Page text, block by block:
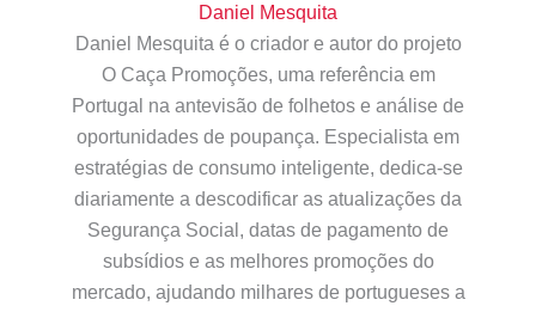
Daniel Mesquita
Daniel Mesquita é o criador e autor do projeto
O Caça Promoções, uma referência em
Portugal na antevisão de folhetos e análise de
oportunidades de poupança. Especialista em
estratégias de consumo inteligente, dedica-se
diariamente a descodificar as atualizações da
Segurança Social, datas de pagamento de
subsídios e as melhores promoções do
mercado, ajudando milhares de portugueses a